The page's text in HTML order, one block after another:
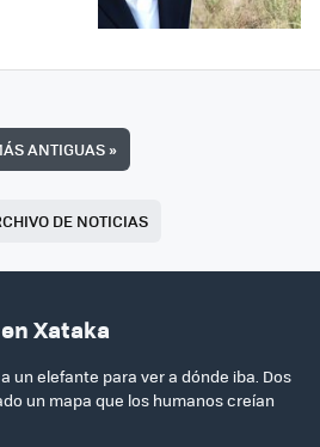
ANTIGUAS»
DE NOTICIAS
Xataka
un elefante para ver a dónde iba. Dos
un mapa que los humanos creían